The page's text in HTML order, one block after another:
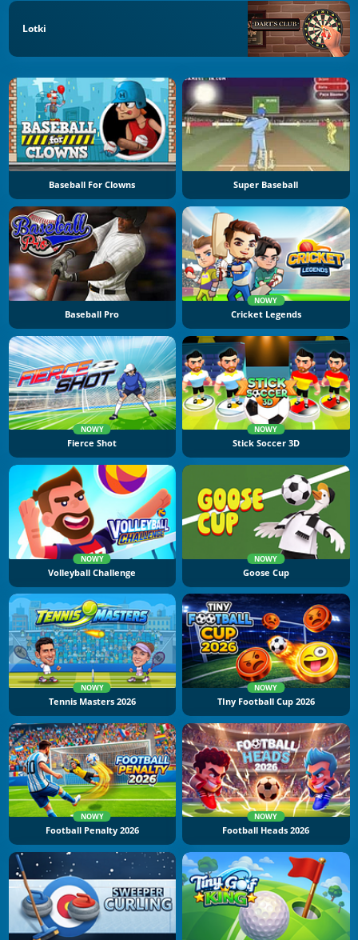
Lotki
Baseball For Clowns Super Baseball
Baseball Pro
NOWY
Cricket Legends
NOWY
Fierce Shot
NOWY
Stick Soccer 3D
NOWY
Volleyball Challenge
NOWY
Goose Cup
NOWY
Tennis Masters 2026
NOWY
TIny Football Cup 2026
NOWY
Football Penalty 2026
NOWY
Football Heads 2026